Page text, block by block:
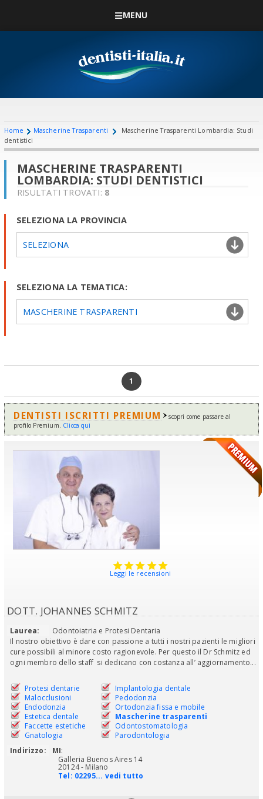
MENU
Home Mascherine Trasparenti
Mascherine Trasparenti Lombardia: Studi
dentistici
MASCHERINE TRASPARENTI
LOMBARDIA: STUDI DENTISTICI
RISULTATI TROVATI: 8
SELEZIONA LA PROVINCIA
SELEZIONA
SELEZIONA LA TEMATICA:
MASCHERINE TRASPARENTI
1
DENTISTI ISCRITTI PREMIUM
scopri come passare al
profilo Premium. Clicca qui
Leggi le recensioni
DOTT. JOHANNES SCHMITZ
Laurea:
Odontoiatria e Protesi Dentaria
Il nostro obiettivo è dare con passione a tutti i nostri pazienti le migliori
cure possibili al minore costo ragionevole. Per questo il Dr Schmitz ed
ogni membro dello staff si dedicano con costanza all’ aggiornamento...
Protesi dentarie
Malocclusioni
Endodonzia
Estetica dentale
Faccette estetiche
Gnatologia
Implantologia dentale
Pedodonzia
Ortodonzia fissa e mobile
Mascherine trasparenti
Odontostomatologia
Parodontologia
Indirizzo:
MI:
Galleria Buenos Aires 14
20124 - Milano
Tel: 02295... vedi tutto